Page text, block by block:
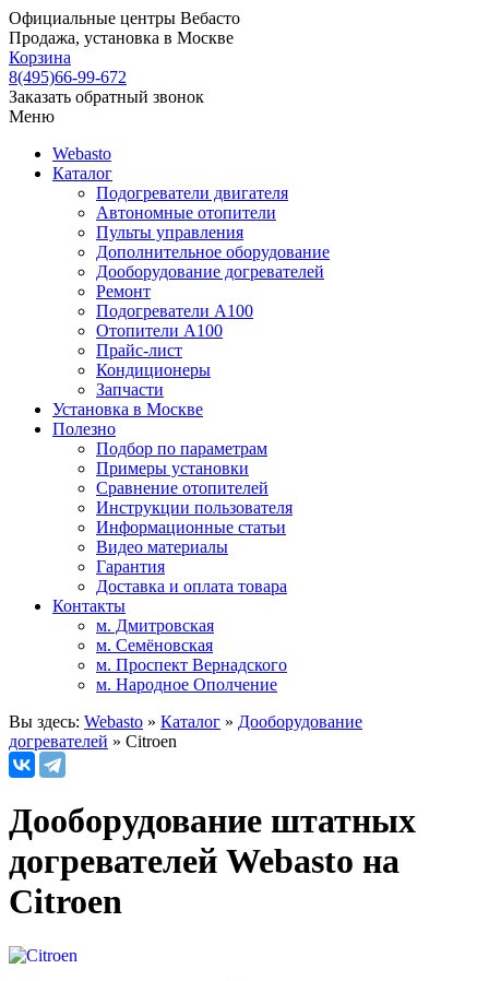
Официальные центры Вебасто
Продажа, установка в Москве
Корзина
8(495)66-99-672
Заказать обратный звонок
Меню
Webasto
Каталог
Подогреватели двигателя
Автономные отопители
Пульты управления
Дополнительное оборудование
Дооборудование догревателей
Ремонт
Подогреватели A100
Отопители A100
Прайс-лист
Кондиционеры
Запчасти
Установка в Москве
Полезно
Подбор по параметрам
Примеры установки
Сравнение отопителей
Инструкции пользователя
Информационные статьи
Видео материалы
Гарантия
Доставка и оплата товара
Контакты
м. Дмитровская
м. Семёновская
м. Проспект Вернадского
м. Народное Ополчение
Вы здесь: Webasto » Каталог » Дооборудование
догревателей » Citroen
Дооборудование штатных
догревателей Webasto на
Citroen